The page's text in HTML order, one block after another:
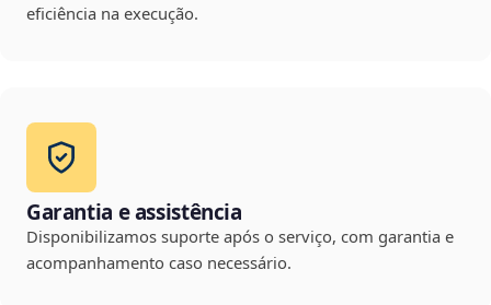
eficiência na execução.
Garantia e assistência
Disponibilizamos suporte após o serviço, com garantia e
acompanhamento caso necessário.